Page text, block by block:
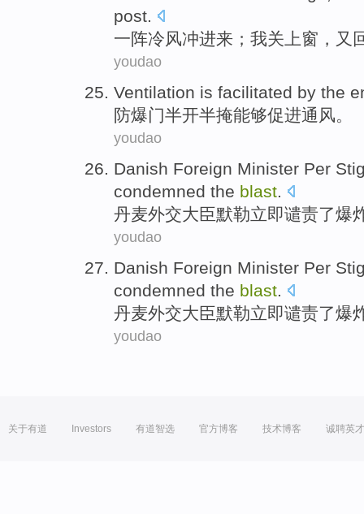
post.
一阵冷风冲进来； 我关上窗，又
youdao
Ventilation is facilitated by the
防爆门半开半掩能够促进通风。
youdao
Danish Foreign Minister Per
condemned the blast.
丹麦外交大臣默勒立即谴责了爆
youdao
Danish Foreign Minister Per
condemned the blast.
丹麦外交大臣默勒立即谴责了爆
youdao
关于有道 Investors 有道智选 官方博客 技术博客 诚聘英才